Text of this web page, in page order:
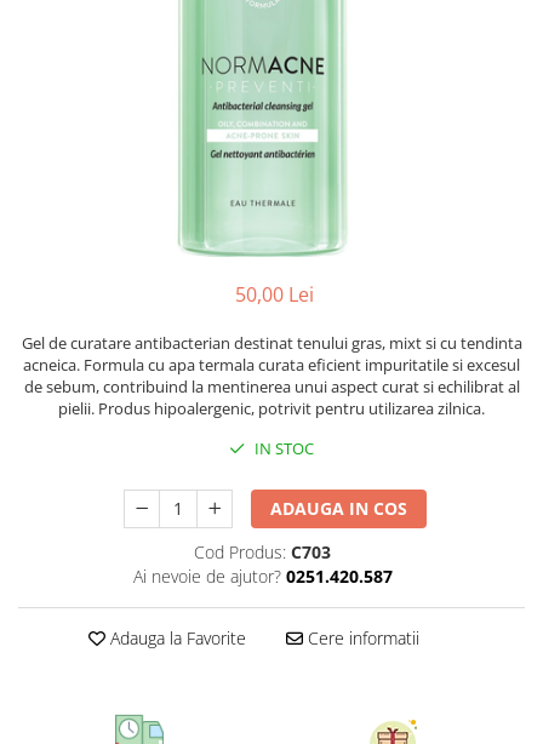
Alte preparate dermatologice
Infectii urinare
PREPARATE PENTRU COPII
50,00 Lei
Gel de curatare antibacterian destinat tenului gras, mixt si cu tendinta
acneica. Formula cu apa termala curata eficient impuritatile si excesul
de sebum, contribuind la mentinerea unui aspect curat si echilibrat al
pielii. Produs hipoalergenic, potrivit pentru utilizarea zilnica.
IN STOC
ADAUGA IN COS
Cod Produs: C703
Ai nevoie de ajutor? 0251.420.587
Adauga la Favorite Cere informatii